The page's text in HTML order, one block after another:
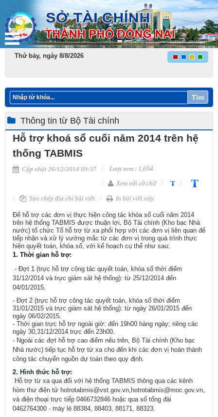
Thứ bảy, ngày 8/8/2026
Tìm
Thông tin từ Bộ Tài chính
Hỗ trợ khoá sổ cuối năm 2014 trên hệ
thống TABMIS
Cập nhật 26/12/2014 09:37
Lượt xem : 1,694
Xem với cỡ chữ
Sao chép địa chỉ bài viết In bài viết này
Để hỗ trợ các đơn vị thực hiện công tác khóa sổ cuối năm 2014
trên hệ thống TABMIS được thuận lợi, Bộ Tài chính (Kho bạc Nhà
nước) tổ chức Tổ hỗ trợ từ xa phối hợp với các đơn vị liên quan để
tiếp nhận và xử lý vướng mắc từ các đơn vị trong quá trình thực
hiện quyết toán, khóa sổ, với kế hoạch cụ thể như sau:
1. Thời gian hỗ trợ:
- Đợt 1 (trực hỗ trợ công tác quyết toán, khóa sổ thời điểm
31/12/2014 và trực giám sát hệ thống): từ 25/12/2014 đến
04/01/2015.
- Đợt 2 (trực hỗ trợ công tác quyết toán, khóa sổ thời điểm
31/01/2015 và trực giám sát hệ thống): từ ngày 26/01/2015 đến
ngày 06/02/2015.
- Thời gian trực hỗ trợ ngoài giờ: đến 19h00 hàng ngày; riêng các
ngày 30,31/12/2014 trực đến 23h00.
- Ngoài các đợt hỗ trợ cao điểm nêu trên, Bộ Tài chính (Kho bạc
Nhà nước) tiếp tục hỗ trợ từ xa cho đến khi các đơn vị hoàn thành
công tác chuyển nguồn dự toán theo quy định.
2. Hình thức hỗ trợ:
Hỗ trợ từ xa qua đối với hệ thống TABMIS thông qua các kênh
hòm thư điện tử hotrotabmis@vst.gov.vn hotrotabmis@moc.gov.vn
và điện thoại trực tiếp 0466732846 hoặc qua số tổng đài
0462764300 - máy lẻ 88384, 88403, 88171, 88323.